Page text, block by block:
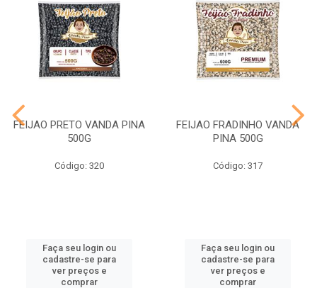
FEIJAO PRETO VANDA PINA
500G
Código: 320
Faça seu login ou
cadastre-se para
ver preços e
comprar
FEIJAO FRADINHO VANDA
PINA 500G
Código: 317
Faça seu login ou
cadastre-se para
ver preços e
comprar